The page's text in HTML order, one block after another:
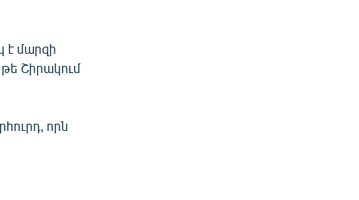
է մարզի
Շիրակում
որն